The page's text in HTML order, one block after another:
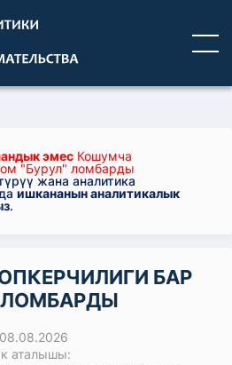
эмес Кошумча
"Бурул" ломбарды
жана аналитика
ишкананын аналитикалык
.
БАР
аталышы: